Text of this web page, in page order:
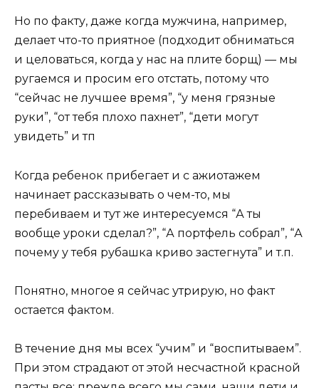
Но по факту, даже когда мужчина, например,
делает что-то приятное (подходит обниматься
и целоваться, когда у нас на плите борщ) — мы
ругаемся и просим его отстать, потому что
“сейчас не лучшее время”, “у меня грязные
руки”, “от тебя плохо пахнет”, “дети могут
увидеть” и тп
Когда ребенок прибегает и с ажиотажем
начинает рассказывать о чем-то, мы
перебиваем и тут же интересуемся “А ты
вообще уроки сделал?”, “А портфель собрал”, “А
почему у тебя рубашка криво застегнута” и т.п.
Понятно, многое я сейчас утрирую, но факт
остается фактом.
В течение дня мы всех “учим” и “воспитываем”.
При этом страдают от этой несчастной красной